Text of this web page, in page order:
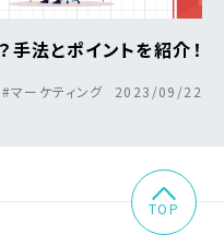
法とポイントを紹介！
#マーケティング 2023/09/22
TOP